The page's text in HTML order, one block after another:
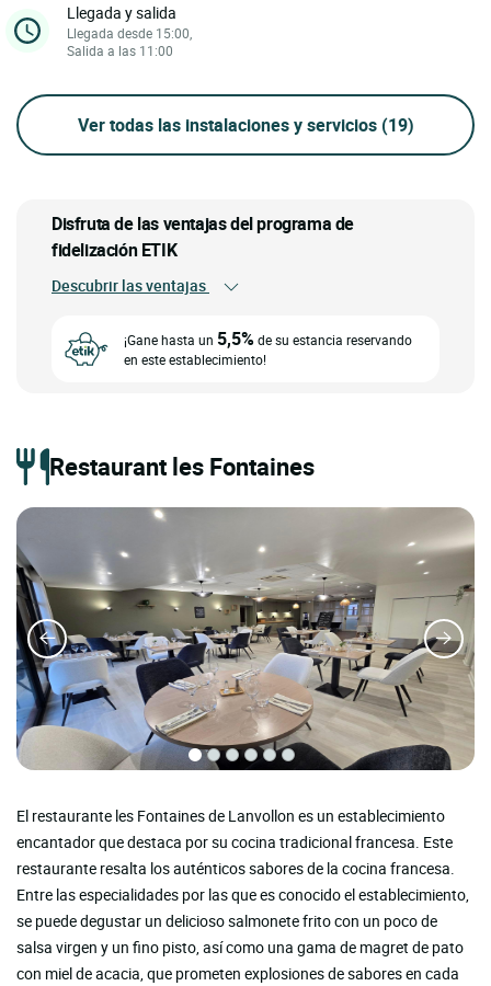
Llegada y salida
Llegada desde 15:00,
Salida a las 11:00
Ver todas las instalaciones y servicios (19)
Disfruta de las ventajas del programa de
fidelización ETIK
Descubrir las ventajas
¡Gane hasta un 5,5%de su estancia reservando
en este establecimiento!
Restaurant les Fontaines
El restaurante les Fontaines de Lanvollon es un establecimiento
encantador que destaca por su cocina tradicional francesa. Este
restaurante resalta los auténticos sabores de la cocina francesa.
Entre las especialidades por las que es conocido el establecimiento,
se puede degustar un delicioso salmonete frito con un poco de
salsa virgen y un fino pisto, así como una gama de magret de pato
con miel de acacia, que prometen explosiones de sabores en cada